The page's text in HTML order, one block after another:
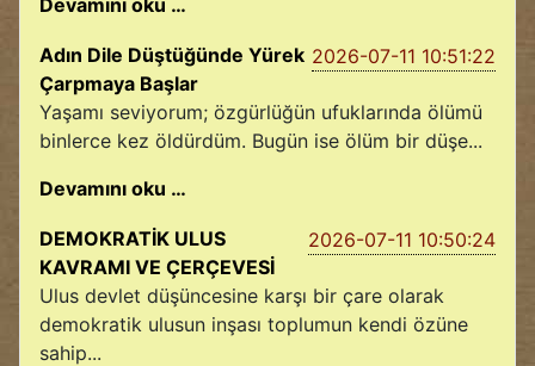
Devamını oku …
2026-07-11 10:51:22
Adın Dile Düştüğünde Yürek
Çarpmaya Başlar
Yaşamı seviyorum; özgürlüğün ufuklarında ölümü
binlerce kez öldürdüm. Bugün ise ölüm bir düşe...
Devamını oku …
2026-07-11 10:50:24
DEMOKRATİK ULUS
KAVRAMI VE ÇERÇEVESİ
Ulus devlet düşüncesine karşı bir çare olarak
demokratik ulusun inşası toplumun kendi özüne
sahip...